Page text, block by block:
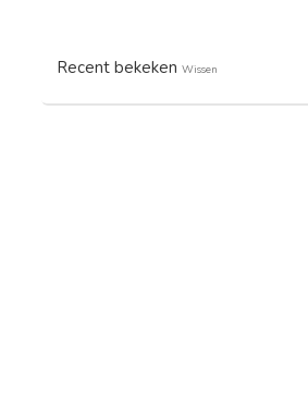
Recent bekeken Wissen